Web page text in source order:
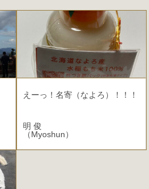
2022.12.21
えーっ！名寄（なよろ）！！！
明 俊
（Myoshun）